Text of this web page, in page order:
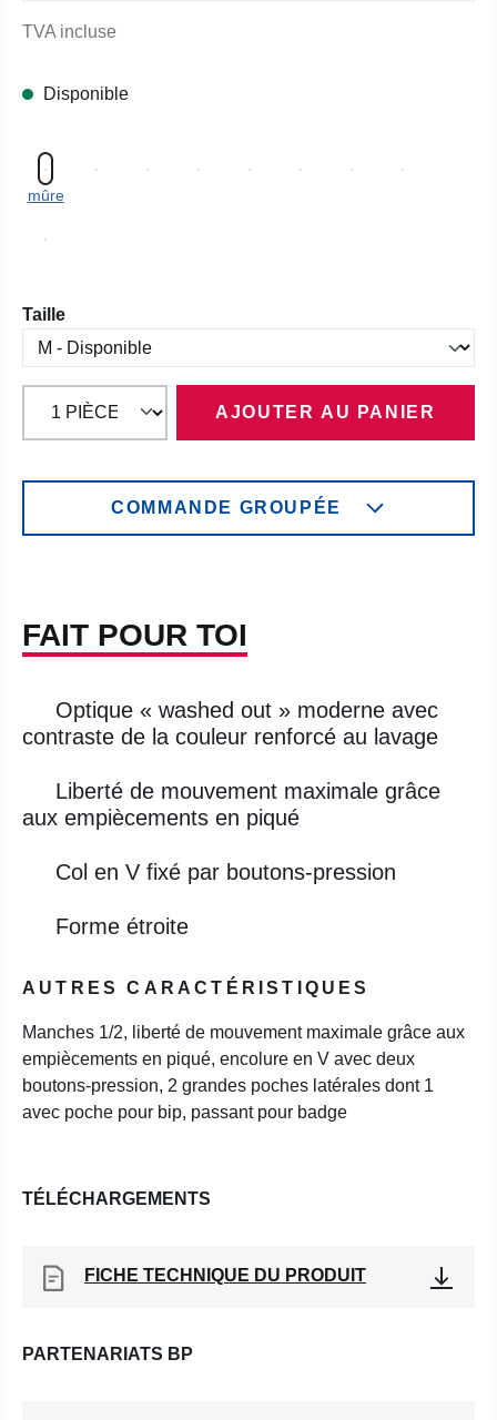
TVA incluse
Disponible
mûre
Sélectionnez
Taille
AJOUTER AU PANIER
COMMANDE GROUPÉE
FAIT POUR TOI
Optique « washed out » moderne avec
contraste de la couleur renforcé au lavage
Liberté de mouvement maximale grâce
aux empiècements en piqué
Col en V fixé par boutons-pression
Forme étroite
AUTRES CARACTÉRISTIQUES
Manches 1/2, liberté de mouvement maximale grâce aux
empiècements en piqué, encolure en V avec deux
boutons-pression, 2 grandes poches latérales dont 1
avec poche pour bip, passant pour badge
TÉLÉCHARGEMENTS
FICHE TECHNIQUE DU PRODUIT
PARTENARIATS BP